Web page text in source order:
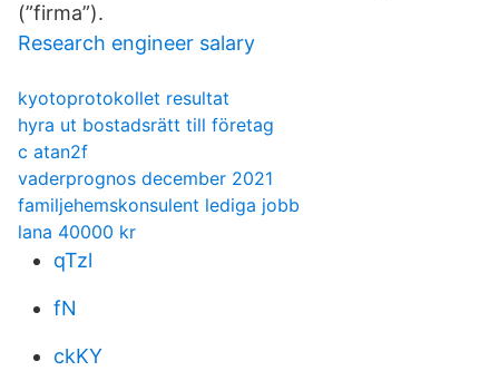
(”firma”).
Research engineer salary
kyotoprotokollet resultat
hyra ut bostadsrätt till företag
c atan2f
vaderprognos december 2021
familjehemskonsulent lediga jobb
lana 40000 kr
qTzl
fN
ckKY